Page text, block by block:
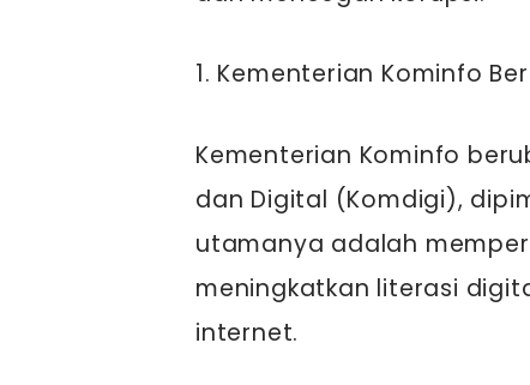
1. Kementerian Kominfo
Kementerian Kominfo
dan Digital (Komdigi),
utamanya adalah
meningkatkan literasi
internet.